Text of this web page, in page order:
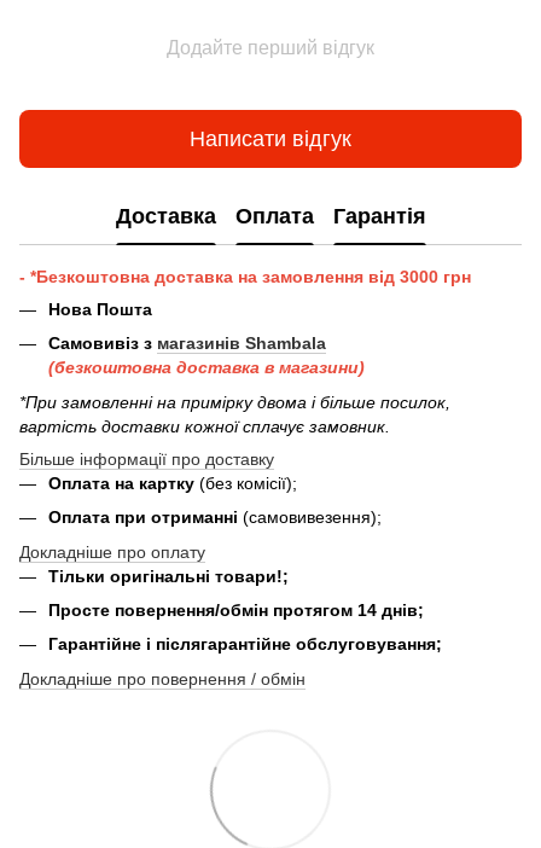
Додайте перший відгук
Написати відгук
Доставка Оплата Гарантія
- *Безкоштовна доставка на замовлення від 3000 грн
Нова Пошта
Самовивіз з магазинів Shambala
(безкоштовна доставка в магазини)
*При замовленні на примірку двома і більше посилок,
вартість доставки кожної сплачує замовник.
Більше інформації про доставку
Оплата на картку (без комісії);
Оплата при отриманні (самовивезення);
Докладніше про оплату
Тільки оригінальні товари!;
Просте повернення/обмін протягом 14 днів;
Гарантійне і післягарантійне обслуговування;
Докладніше про повернення / обмін